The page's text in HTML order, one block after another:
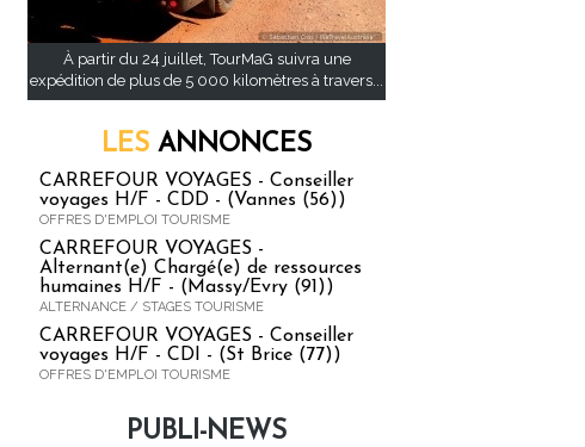
À partir du 24 juillet, TourMaG suivra une
expédition de plus de 5 000 kilomètres à travers...
LES ANNONCES
CARREFOUR VOYAGES - Conseiller
voyages H/F - CDD - (Vannes (56))
OFFRES D'EMPLOI TOURISME
CARREFOUR VOYAGES -
Alternant(e) Chargé(e) de ressources
humaines H/F - (Massy/Evry (91))
ALTERNANCE / STAGES TOURISME
CARREFOUR VOYAGES - Conseiller
voyages H/F - CDI - (St Brice (77))
OFFRES D'EMPLOI TOURISME
PUBLI-NEWS